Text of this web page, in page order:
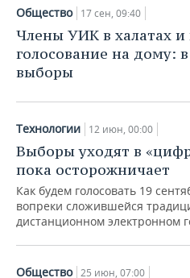
Общество 17 сен, 09:40
Члены УИК в халатах и
голосование на дому:
выборы
Технологии 12 июн, 00:00
Выборы уходят в
пока осторожничает
Как будем голосовать 19
вопреки сложившейся
дистанционном электронном
Общество 25 июн, 07:00